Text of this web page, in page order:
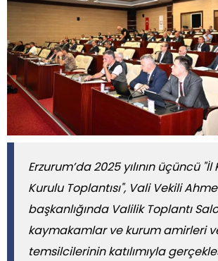
​​​​​​​Erzurum’da 2025 yılının üçüncü
Kurulu Toplantısı", Vali Vekili
başkanlığında Valilik Toplantı
kaymakamlar ve kurum amirleri
temsilcilerinin katılımıyla